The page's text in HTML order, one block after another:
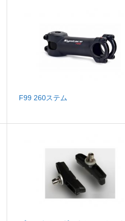
F99 260ステム